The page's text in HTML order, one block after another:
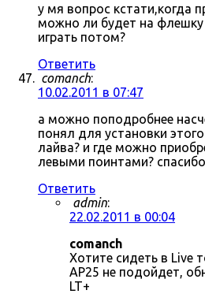
у мя вопрос кстати,когда
можно ли будет на флешку
играть потом?
Ответить
comanch:
10.02.2011 в 07:47
а можно поподробнее
понял для установки
лайва? и где можно
левыми поинтами?
Ответить
admin:
22.02.2011 в 00:04
comanch
Хотите сидеть в Live
AP25 не подойдет,
LT+